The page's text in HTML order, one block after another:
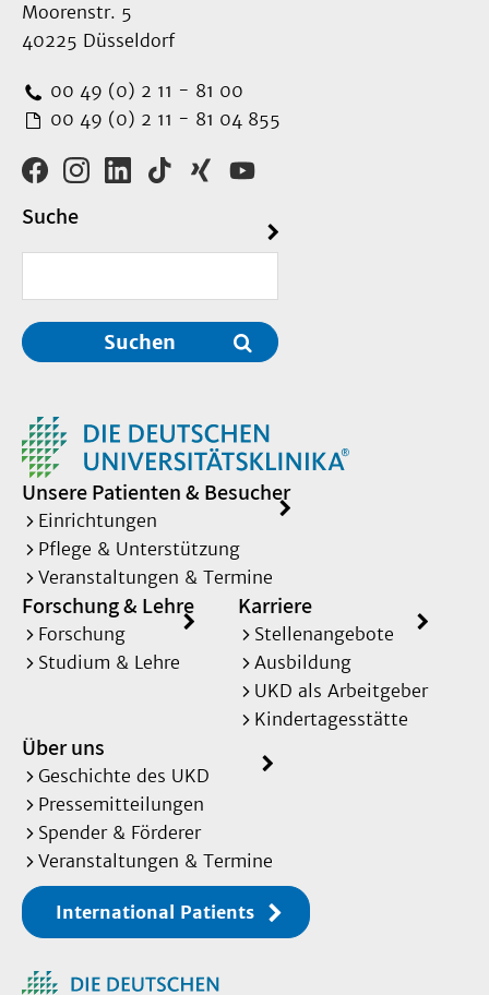
Moorenstr. 5
40225 Düsseldorf
00 49 (0) 2 11 - 81 00
00 49 (0) 2 11 - 81 04 855
Suche
Suchen
Unsere Patienten & Besucher
Einrichtungen
Pflege & Unterstützung
Veranstaltungen & Termine
Forschung & Lehre
Forschung
Studium & Lehre
Karriere
Stellenangebote
Ausbildung
UKD als Arbeitgeber
Kindertagesstätte
Über uns
Geschichte des UKD
Pressemitteilungen
Spender & Förderer
Veranstaltungen & Termine
International Patients